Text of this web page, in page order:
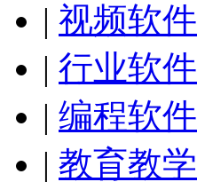
| 视频软件
| 行业软件
| 编程软件
| 教育教学